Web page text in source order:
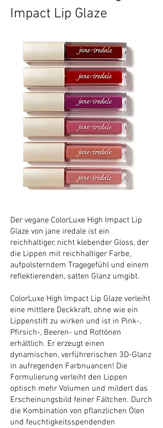
Impact Lip Glaze
Der vegane ColorLuxe High Impact Lip
Glaze von jane iredale ist ein
reichhaltiger, nicht klebender Gloss, der
die Lippen mit reichhaltiger Farbe,
aufpolsterndem Tragegefühl und einem
reflektierenden, satten Glanz umgibt.
ColorLuxe High Impact Lip Glaze verleiht
eine mittlere Deckkraft, ohne wie ein
Lippenstift zu wirken und ist in Pink-,
Pfirsich-, Beeren- und Rottönen
erhältlich. Er erzeugt einen
dynamischen, verführerischen 3D-Glanz
in aufregenden Farbnuancen! Die
Formulierung verleiht den Lippen
optisch mehr Volumen und mildert das
Erscheinungsbild feiner Fältchen. Durch
die Kombination von pflanzlichen Ölen
und feuchtigkeitsspendenden